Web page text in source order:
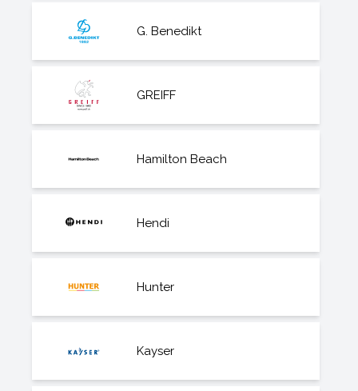
G. Benedikt
GREIFF
Hamilton Beach
Hendi
Hunter
Kayser